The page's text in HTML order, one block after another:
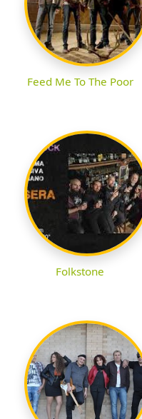
Feed Me To The Poor
Folkstone